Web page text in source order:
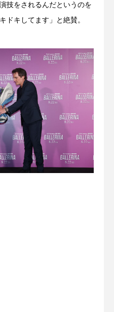
技をされるんだというのを
ドキしてます」と絶賛。